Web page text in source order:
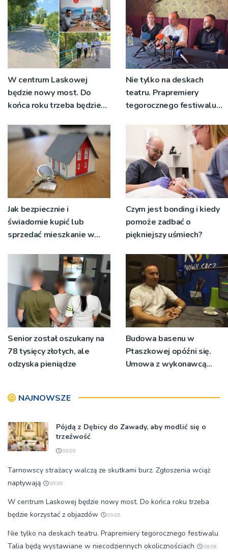
W centrum Laskowej
będzie nowy most. Do
końca roku trzeba będzie
Nie tylko na deskach
teatru. Prapremiery
tegorocznego festiwalu
niecodziennych
okolicznościach
Jak bezpiecznie i
świadomie kupić lub
sprzedać mieszkanie w
Czym jest bonding i kiedy
pomoże zadbać o
piękniejszy uśmiech?
Senior został oszukany na
78 tysięcy złotych, ale
odzyska pieniądze
Budowa basenu w
Ptaszkowej opóźni się.
Umowa z wykonawcą
NAJNOWSZE
Pójdą z Dębicy do Zawady, aby modlić się o
trzeźwość
09:09
Tarnowscy strażacy walczą ze skutkami burz. Zgłoszenia wciąż
napływają
09:09
W centrum Laskowej będzie nowy most. Do końca roku trzeba
będzie korzystać z objazdów
09:09
Nie tylko na deskach teatru. Prapremiery tegorocznego festiwalu
Talia będą wystawiane w niecodziennych okolicznościach
08:08